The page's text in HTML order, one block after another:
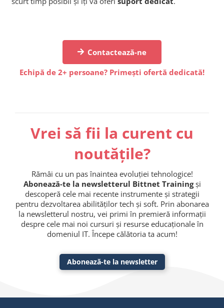
Contactează-ne
Echipă de 2+ persoane? Primești ofertă dedicată!
Vrei să fii la curent cu
noutățile?
Rămâi cu un pas înaintea evoluției tehnologice!
Abonează-te la newsletterul Bittnet Trainingși
descoperă cele mai recente instrumente și strategii
pentru dezvoltarea abilităților tech și soft. Prin abonarea
la newsletterul nostru, vei primi în premieră informații
despre cele mai noi cursuri și resurse educaționale în
domeniul IT. Începe călătoria ta acum!
Abonează-te la newsletter